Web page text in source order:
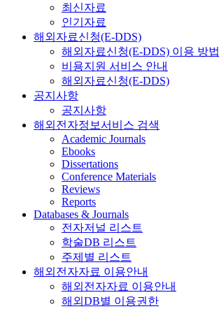
최신자료
인기자료
해외자료신청(E-DDS)
해외자료신청(E-DDS) 이용 방법
비용지원 서비스 안내
해외자료신청(E-DDS)
공지사항
공지사항
해외전자정보서비스 검색
Academic Journals
Ebooks
Dissertations
Conference Materials
Reviews
Reports
Databases & Journals
전자저널 리스트
학술DB 리스트
주제별 리스트
해외전자자료 이용안내
해외전자자료 이용안내
해외DB별 이용권한